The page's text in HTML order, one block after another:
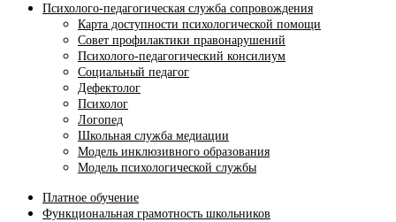
Психолого-педагогическая служба сопровождения
Карта доступности психологической помощи
Совет профилактики правонарушений
Психолого-педагогический консилиум
Социальный педагог
Дефектолог
Психолог
Логопед
Школьная служба медиации
Модель инклюзивного образования
Модель психологической службы
Платное обучение
Функциональная грамотность школьников